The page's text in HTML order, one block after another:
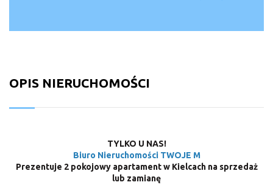
OPIS NIERUCHOMOŚCI
TYLKO U NAS!
Biuro Nieruchomości TWOJE M
Prezentuje 2 pokojowy apartament w Kielcach na sprzedaż
lub zamianę